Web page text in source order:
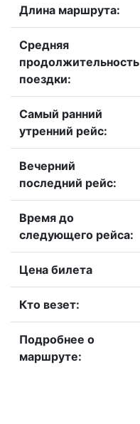
Длина маршрута:
Средняя
продолжительность
поездки:
Самый ранний
утренний рейс:
Вечерний
последний рейс:
Время до
следующего рейса:
Цена билета
Кто везет:
Подробнее о
маршруте: